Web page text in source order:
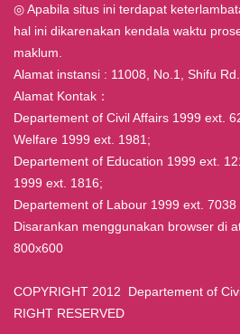
◎ Apabila situs ini terdapat
hal ini dikarenakan kendala waktu
maklum.
Alamat instansi : 11008, No.1, Shifu
Alamat Kontak：
Departement of Civil Affairs 1999 ext.
Welfare 1999 ext. 1981;
Departement of Education 1999 ext.
1999 ext. 1816;
Departement of Labour 1999 ext. 7038
Disarankan menggunakan browser di
800x600
COPYRIGHT 2012 Departement of
RIGHT RESERVED